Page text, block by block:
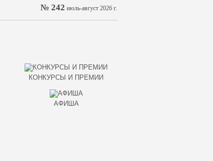
№ 242 июль-август 2026 г.
КОНКУРСЫ И ПРЕМИИ
АФИША